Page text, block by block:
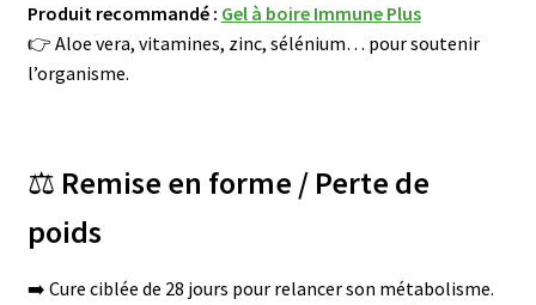
Produit recommandé : Gel à boire Immune Plus
👉 Aloe vera, vitamines, zinc, sélénium… pour soutenir
l’organisme.
⚖️ Remise en forme / Perte de
poids
➡️ Cure ciblée de 28 jours pour relancer son métabolisme.